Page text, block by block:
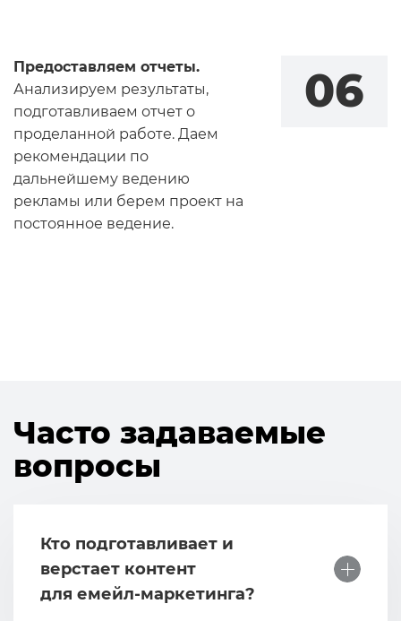
Предоставляем отчеты.
Анализируем результаты,
подготавливаем отчет о
проделанной работе. Даем
рекомендации по
дальнейшему ведению
рекламы или берем проект на
постоянное ведение.
06
Часто задаваемые
вопросы
Кто подготавливает и
верстает контент
для емейл-маркетинга?